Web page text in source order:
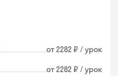
от 2282 ₽ / урок
от 2282 ₽ / урок